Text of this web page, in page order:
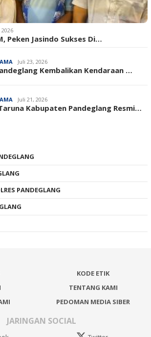
2026
Peken Jasindo Sukses Di…
Juli 23, 2026
Kembalikan Kendaraan …
Juli 21, 2026
Kabupaten Pandeglang Resmi…
PANDEGLANG
KODE ETIK
TENTANG KAMI
PEDOMAN MEDIA SIBER
JARINGAN SOCIAL